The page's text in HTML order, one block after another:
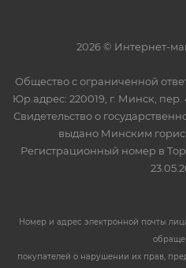
2026 © Интернет-
Общество с ограниченной
Юр.адрес: 220019, г. Минск,
Свидетельство о
выдано Минским
Регистрационный номер в
Номер и адрес электронной почты
покупателей о нарушении их прав,